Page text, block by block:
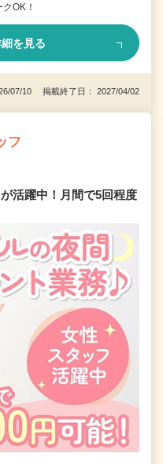
OK！
を見る
07/10 掲載終了日： 2027/04/02
フ
活躍中！月間で5回程度